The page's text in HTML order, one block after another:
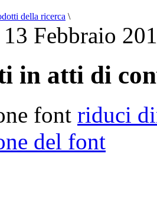
della ricerca \
Febbraio
in atti di
font riduci
del font